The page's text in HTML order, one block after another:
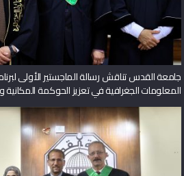
جامعة القدس تناقش رسالة الماجستير الأولى
المعلومات الجغرافية في تعزيز الحوكمة المكانية